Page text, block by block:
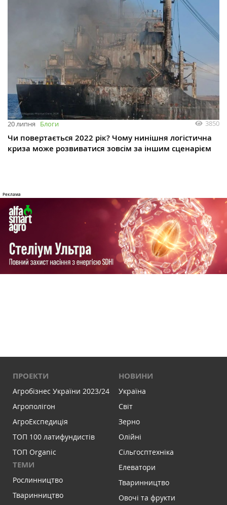
20 липня Блоги 3850
Чи повертається 2022 рік? Чому нинішня логістична
криза може розвиватися зовсім за іншим сценарієм
ПРОЕКТИ
Агробізнес України 2023/24
Агрополігон
АгроЕкспедиція
ТОП 100 латифундистів
ТОП Organic
ТЕМИ
Рослинництво
Тваринництво
НОВИНИ
Україна
Світ
Зерно
Олійні
Сільгосптехніка
Елеватори
Тваринництво
Овочі та фрукти